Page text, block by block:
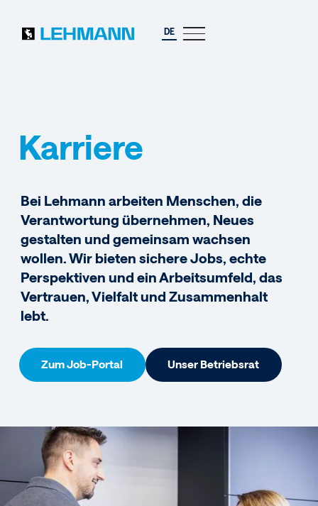
DE
Karriere
Bei Lehmann arbeiten Menschen, die
Verantwortung übernehmen, Neues
gestalten und gemeinsam wachsen
wollen. Wir bieten sichere Jobs, echte
Perspektiven und ein Arbeitsumfeld, das
Vertrauen, Vielfalt und Zusammenhalt
lebt.
Zum Job-Portal Unser Betriebsrat